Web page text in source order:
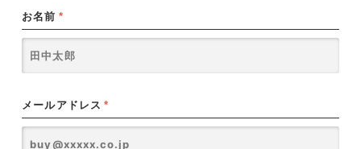
お名前 *
メールアドレス *